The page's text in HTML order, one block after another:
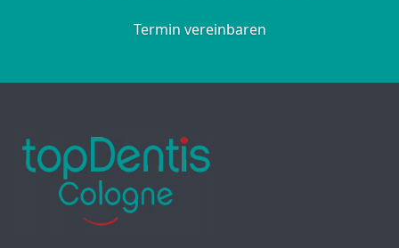
Termin vereinbaren